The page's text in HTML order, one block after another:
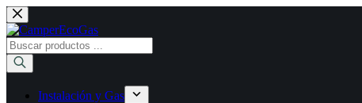
Saltar
al
contenido
Búsqueda
de
productos
Instalación y Gas